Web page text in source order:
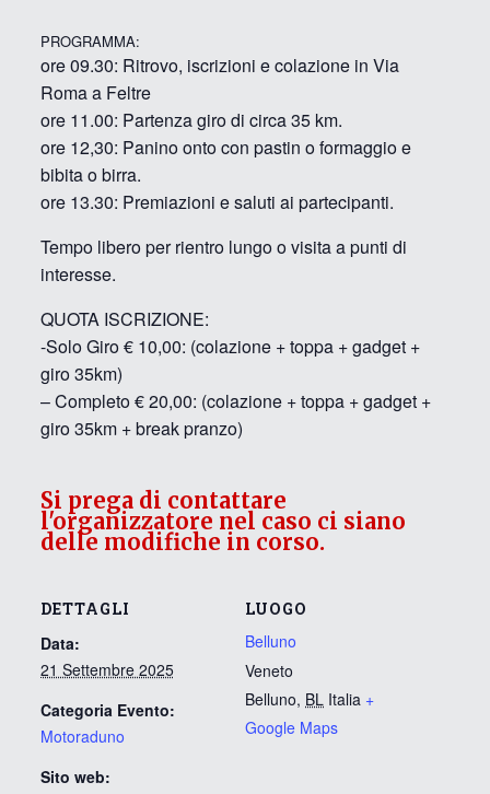
PROGRAMMA:
ore 09.30: Ritrovo, iscrizioni e colazione in Via
Roma a Feltre
ore 11.00: Partenza giro di circa 35 km.
ore 12,30: Panino onto con pastin o formaggio e
bibita o birra.
ore 13.30: Premiazioni e saluti ai partecipanti.
Tempo libero per rientro lungo o visita a punti di
interesse.
QUOTA ISCRIZIONE:
-Solo Giro € 10,00: (colazione + toppa + gadget +
giro 35km)
– Completo € 20,00: (colazione + toppa + gadget +
giro 35km + break pranzo)
DETTAGLI
Data:
21 Settembre 2025
Categoria Evento:
Motoraduno
Sito web:
LUOGO
Belluno
Veneto
Belluno, BL Italia +
Google Maps
Si prega di contattare
l'organizzatore nel caso ci siano
delle modifiche in corso.